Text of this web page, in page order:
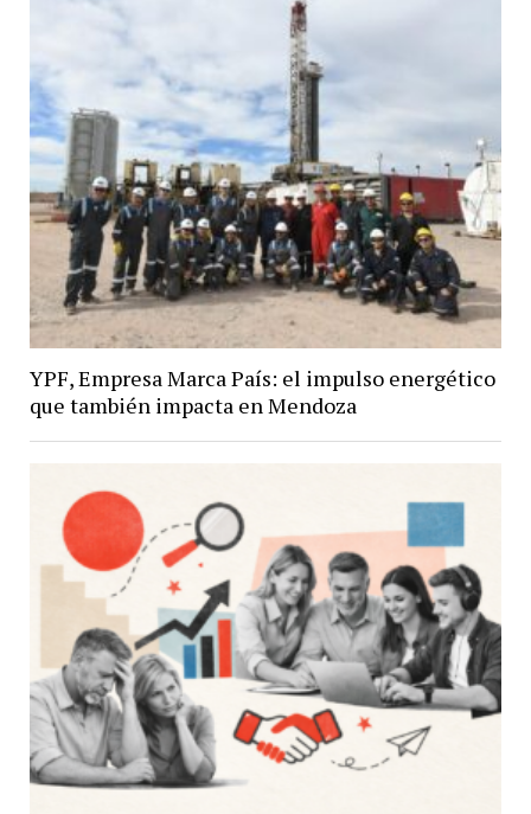
YPF, Empresa Marca País: el impulso energético
que también impacta en Mendoza